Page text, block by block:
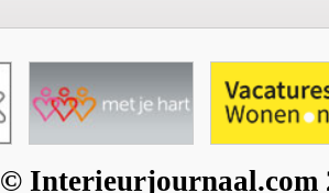
© Interieurjournaal.com